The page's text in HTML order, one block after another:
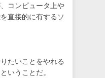
コンピュータ上や
直接的に有するソ
たいことをやれる
いうことだ。